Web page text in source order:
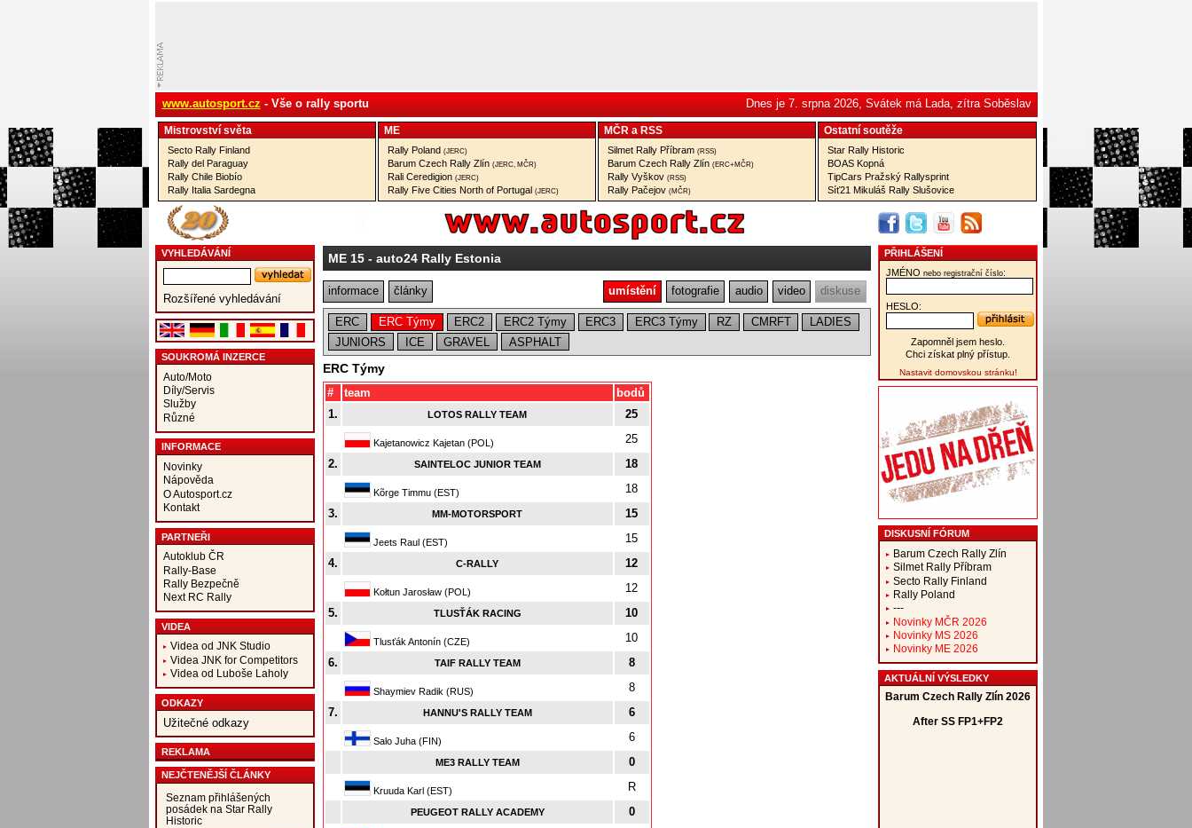
www.autosport.cz - Vše o rally sportu Dnes je 7. srpna 2026, Svátek má Lada, zítra Soběslav
Mistrovství­ světa
Secto Rally Finland
Rally del Paraguay
Rally Chile Biobío
Rally Italia Sardegna
ME
Rally Poland (JERC)
Barum Czech Rally Zlín (JERC, MČR)
Rali Ceredigion (JERC)
Rally Five Cities North of Portugal (JERC)
MČR a RSS
Silmet Rally Příbram (RSS)
Barum Czech Rally Zlín (ERC+MČR)
Rally Vyškov (RSS)
Rally Pačejov (MČR)
Ostatní­ soutěže
Star Rally Historic
BOAS Kopná
TipCars Pražský Rallysprint
Síť21 Mikuláš Rally Slušovice
VYHLEDÁVÁNÍ
Rozšířené vyhledávání
SOUKROMÁ INZERCE
Auto/Moto
Díly/Servis
Služby
Různé
INFORMACE
Novinky
Nápověda
O Autosport.cz
Kontakt
PARTNEŘI
Autoklub ČR
Rally-Base
Rally Bezpečně
Next RC Rally
VIDEA
Videa od JNK Studio
Videa JNK for Competitors
Videa od Luboše Laholy
ODKAZY
Užitečné odkazy
REKLAMA
NEJČTENĚJŠÍ ČLÁNKY
Seznam přihlášených
posádek na Star Rally
Historic
ME 15- auto24 Rally Estonia
informace články umístění fotografie audio video diskuse
ERC ERC Týmy ERC2 ERC2 Týmy ERC3 ERC3 Týmy RZ CMRFT
LADIES
JUNIORS
ICE GRAVEL ASPHALT
ERC Týmy
# team
bodů
1.
LOTOS RALLY TEAM 25
Kajetanowicz Kajetan (POL)
25
2.
SAINTELOC JUNIOR TEAM 18
Kõrge Timmu (EST)
18
3.
MM-MOTORSPORT 15
Jeets Raul (EST)
15
4.
C-RALLY 12
Kołtun Jarosław (POL)
12
5.
TLUSŤÁK RACING 10
Tlusťák Antonín (CZE)
10
6.
TAIF RALLY TEAM 8
Shaymiev Radik (RUS)
8
7.
HANNU'S RALLY TEAM 6
Salo Juha (FIN) 6
ME3 RALLY TEAM 0
Kruuda Karl (EST) R
PEUGEOT RALLY ACADEMY 0
PŘIHLÁŠENÍ
JMÉNO nebo registrační číslo:
HESLO:
Zapomněl jsem heslo.
Chci získat plný přístup.
Nastavit domovskou stránku!
DISKUSNÍ FÓRUM
Barum Czech Rally Zlín
Silmet Rally Příbram
Secto Rally Finland
Rally Poland
---
Novinky MČR 2026
Novinky MS 2026
Novinky ME 2026
AKTUÁLNÍ VÝSLEDKY